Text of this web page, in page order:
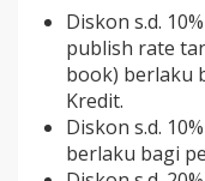
Diskon s.d.
publish rate
book) berlaku
Kredit.
Diskon s.d.
berlaku bagi